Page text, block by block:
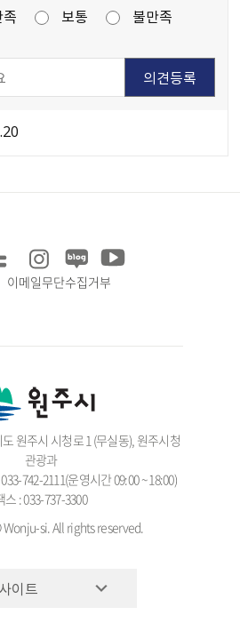
보통
불만족
이메일무단수집거부
원주시 시청로 1 (무실동), 원주시청
관광과
742-2111(운영시간 09:00 ~ 18:00)
스 : 033-737-3300
si. All rights reserved.
이트